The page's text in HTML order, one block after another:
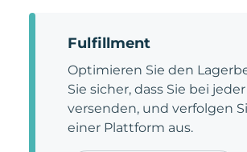
Fulfillment
Optimieren Sie den
Sie sicher, dass Sie bei
versenden, und verfolgen
einer Plattform aus.